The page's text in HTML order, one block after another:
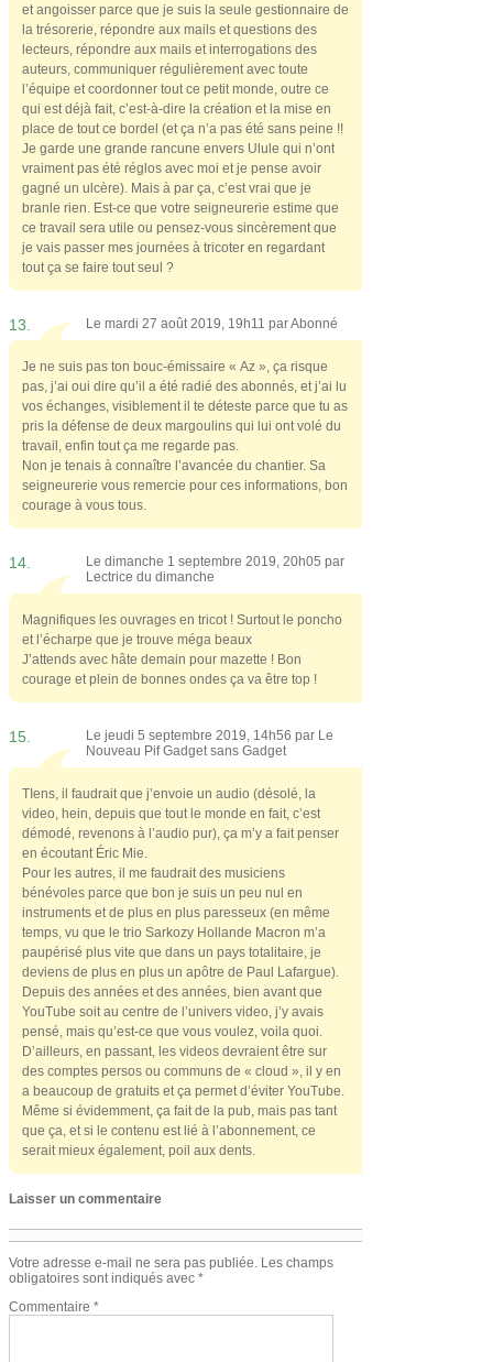
et angoisser parce que je suis la seule gestionnaire de
la trésorerie, répondre aux mails et questions des
lecteurs, répondre aux mails et interrogations des
auteurs, communiquer régulièrement avec toute
l’équipe et coordonner tout ce petit monde, outre ce
qui est déjà fait, c’est-à-dire la création et la mise en
place de tout ce bordel (et ça n’a pas été sans peine !!
Je garde une grande rancune envers Ulule qui n’ont
vraiment pas été réglos avec moi et je pense avoir
gagné un ulcère). Mais à par ça, c’est vrai que je
branle rien. Est-ce que votre seigneurerie estime que
ce travail sera utile ou pensez-vous sincèrement que
je vais passer mes journées à tricoter en regardant
tout ça se faire tout seul ?
13. Le mardi 27 août 2019, 19h11 parAbonné
Je ne suis pas ton bouc-émissaire « Az », ça risque
pas, j’ai oui dire qu’il a été radié des abonnés, et j’ai lu
vos échanges, visiblement il te déteste parce que tu as
pris la défense de deux margoulins qui lui ont volé du
travail, enfin tout ça me regarde pas.
Non je tenais à connaître l’avancée du chantier. Sa
seigneurerie vous remercie pour ces informations, bon
courage à vous tous.
14.
Le dimanche 1 septembre 2019, 20h05 par
Lectrice du dimanche
Magnifiques les ouvrages en tricot ! Surtout le poncho
et l’écharpe que je trouve méga beaux
J’attends avec hâte demain pour mazette ! Bon
courage et plein de bonnes ondes ça va être top !
15. Le jeudi 5 septembre 2019, 14h56 par Le
Nouveau Pif Gadget sans Gadget
TIens, il faudrait que j’envoie un audio (désolé, la
video, hein, depuis que tout le monde en fait, c’est
démodé, revenons à l’audio pur), ça m’y a fait penser
en écoutant Éric Mie.
Pour les autres, il me faudrait des musiciens
bénévoles parce que bon je suis un peu nul en
instruments et de plus en plus paresseux (en même
temps, vu que le trio Sarkozy Hollande Macron m’a
paupérisé plus vite que dans un pays totalitaire, je
deviens de plus en plus un apôtre de Paul Lafargue).
Depuis des années et des années, bien avant que
YouTube soit au centre de l’univers video, j’y avais
pensé, mais qu’est-ce que vous voulez, voila quoi.
D’ailleurs, en passant, les videos devraient être sur
des comptes persos ou communs de « cloud », il y en
a beaucoup de gratuits et ça permet d’éviter YouTube.
Même si évidemment, ça fait de la pub, mais pas tant
que ça, et si le contenu est lié à l’abonnement, ce
serait mieux également, poil aux dents.
Laisser un commentaire
Votre adresse e-mail ne sera pas publiée. Les champs
obligatoires sont indiqués avec *
Commentaire *